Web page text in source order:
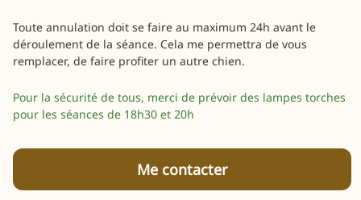
Toute annulation doit se faire au maximum 24h avant le
déroulement de la séance. Cela me permettra de vous
remplacer, de faire profiter un autre chien.
Pour la sécurité de tous, merci de prévoir des lampes torches
pour les séances de 18h30 et 20h
Me contacter